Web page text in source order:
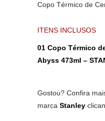
Copo Térmico de
ITENS INCLUSOS
01 Copo Térmico
Abyss 473ml –
Gostou? Confira
marca Stanley